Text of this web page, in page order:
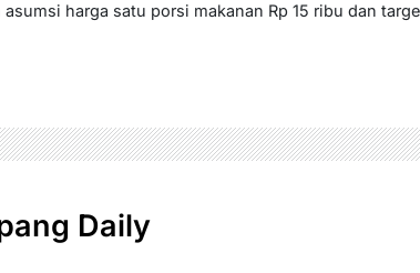
harga satu porsi makanan Rp 15 ribu dan
Daily